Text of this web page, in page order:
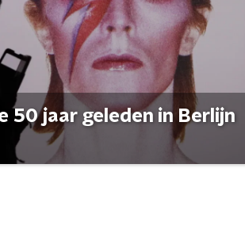
50 jaar geleden in Berlijn